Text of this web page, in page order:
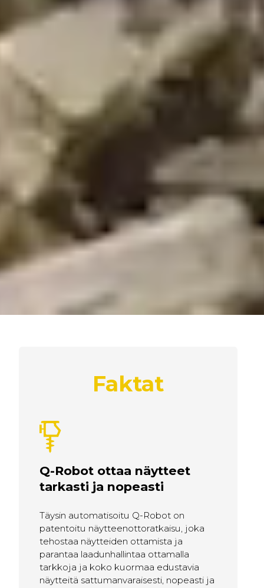
Faktat
Q-Robot ottaa näytteet
tarkasti ja nopeasti
Täysin automatisoitu Q-Robot on
patentoitu näytteenottoratkaisu, joka
tehostaa näytteiden ottamista ja
parantaa laadunhallintaa ottamalla
tarkkoja ja koko kuormaa edustavia
näytteitä sattumanvaraisesti, nopeasti ja